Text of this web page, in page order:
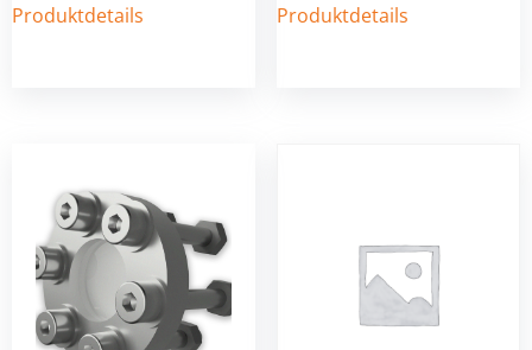
Produktdetails
Produktdetails